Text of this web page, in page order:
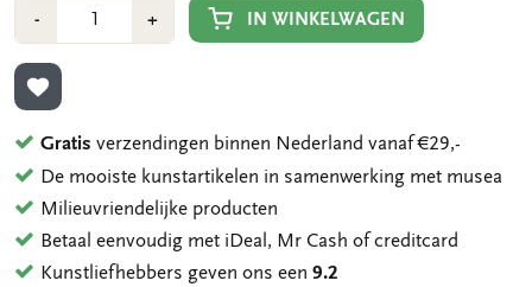
-Min
1
+Plus
1
IN WINKELWAGEN
TOEVOEGEN AAN VERLANGLIJST
Gratis verzendingen binnen Nederland vanaf €29,-
De mooiste kunstartikelen in samenwerking met musea
Milieuvriendelijke producten
Betaal eenvoudig met iDeal, Mr Cash of creditcard
Kunstliefhebbers geven ons een9.2